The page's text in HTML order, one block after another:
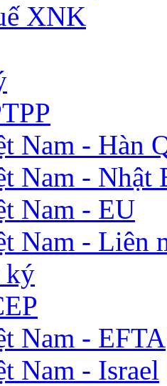
XNK
Nam - Hàn
Nam - Nhật
Nam - EU
Nam - Liên
ký
Nam - EFTA
Nam - Israel